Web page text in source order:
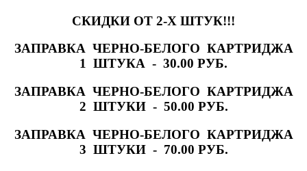
СКИДКИ ОТ 2-Х ШТУК!!!
ЗАПРАВКА ЧЕРНО-БЕЛОГО КАРТРИДЖА
1 ШТУКА - 30.00 РУБ.
ЗАПРАВКА ЧЕРНО-БЕЛОГО КАРТРИДЖА
2 ШТУКИ - 50.00 РУБ.
ЗАПРАВКА ЧЕРНО-БЕЛОГО КАРТРИДЖА
3 ШТУКИ - 70.00 РУБ.